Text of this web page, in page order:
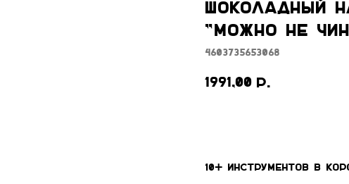
Шоколадный
"Можно не
4603735653068
1991,00 р.
10+ инструментов в